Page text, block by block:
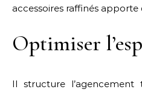
accessoires raffinés
Optimiser
Il structure